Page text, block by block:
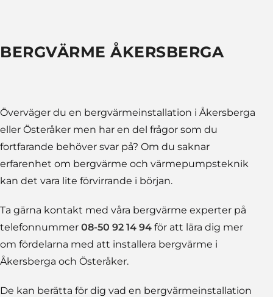
BERGVÄRME ÅKERSBERGA
Överväger du en bergvärmeinstallation i Åkersberga
eller Österåker men har en del frågor som du
fortfarande behöver svar på? Om du saknar
erfarenhet om bergvärme och värmepumpsteknik
kan det vara lite förvirrande i början.
Ta gärna kontakt med våra bergvärme experter på
telefonnummer 08-50 92 14 94 för att lära dig mer
om fördelarna med att installera bergvärme i
Åkersberga och Österåker.
De kan berätta för dig vad en bergvärmeinstallation